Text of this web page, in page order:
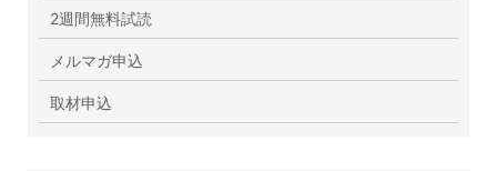
2週間無料試読
メルマガ申込
取材申込